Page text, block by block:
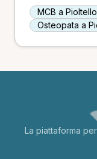
MCB a Pioltello
Osteopata a
La piattaforma